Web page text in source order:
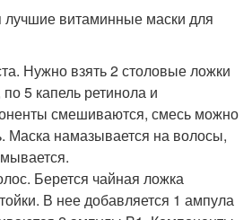
витаминные маски для
Нужно взять 2 столовые ложки
5 капель ретинола и
смешиваются, смесь можно
Маска намазывается на волосы,
Берется чайная ложка
В нее добавляется 1 ампула